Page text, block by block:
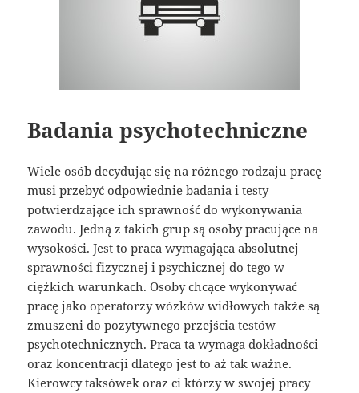
Badania psychotechniczne
Wiele osób decydując się na różnego rodzaju pracę
musi przebyć odpowiednie badania i testy
potwierdzające ich sprawność do wykonywania
zawodu. Jedną z takich grup są osoby pracujące na
wysokości. Jest to praca wymagająca absolutnej
sprawności fizycznej i psychicznej do tego w
ciężkich warunkach. Osoby chcące wykonywać
pracę jako operatorzy wózków widłowych także są
zmuszeni do pozytywnego przejścia testów
psychotechnicznych. Praca ta wymaga dokładności
oraz koncentracji dlatego jest to aż tak ważne.
Kierowcy taksówek oraz ci którzy w swojej pracy